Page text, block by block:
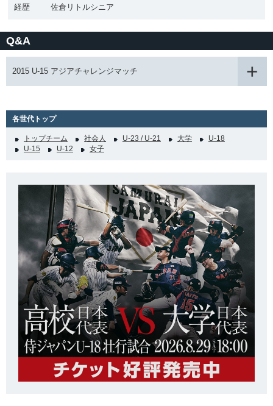
経歴 佐倉リトルシニア
Q&A
2015 U-15 アジアチャレンジマッチ
各世代トップ
トップチーム 社会人 U-23 / U-21 大学
U-18
U-15
U-12 女子